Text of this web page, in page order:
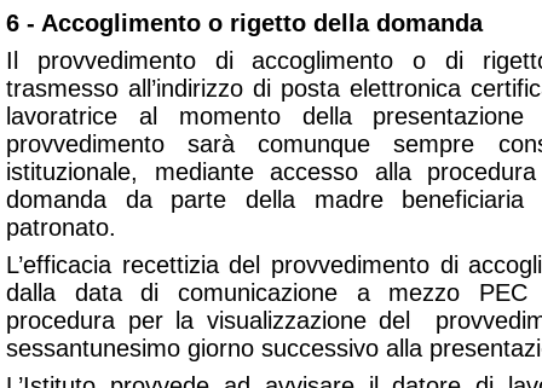
6 - Accoglimento o rigetto della domanda
Il provvedimento di accoglimento o di
trasmesso all’indirizzo di posta elettronica
lavoratrice al momento della
provvedimento sarà comunque sempre
istituzionale, mediante accesso alla
domanda da parte della madre beneficiaria
patronato.
L’efficacia recettizia del provvedimento di
dalla data di comunicazione a mezzo PEC
procedura per la visualizzazione del
sessantunesimo giorno successivo alla